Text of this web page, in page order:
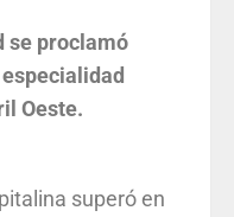
se proclamó
Oeste.
superó en